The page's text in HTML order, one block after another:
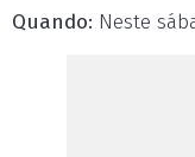
Quando: Neste